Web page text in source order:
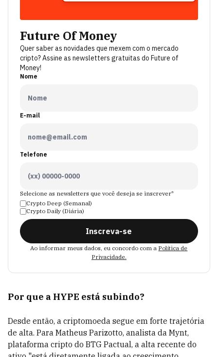
Future Of Money
Quer saber as novidades que mexem com o mercado
cripto? Assine as newsletters gratuitas do Future of
Money!
Nome
E-mail
Telefone
Selecione as newsletters que você deseja se inscrever*
Crypto Deep (Semanal)
Crypto Daily (Diária)
Inscreva-se
Ao informar meus dados, eu concordo com a Política de
Privacidade.
Por que a HYPE está subindo?
Desde então, a criptomoeda segue em forte trajetória
de alta. Para Matheus Parizotto, analista da Mynt,
plataforma cripto do BTG Pactual, a alta recente do